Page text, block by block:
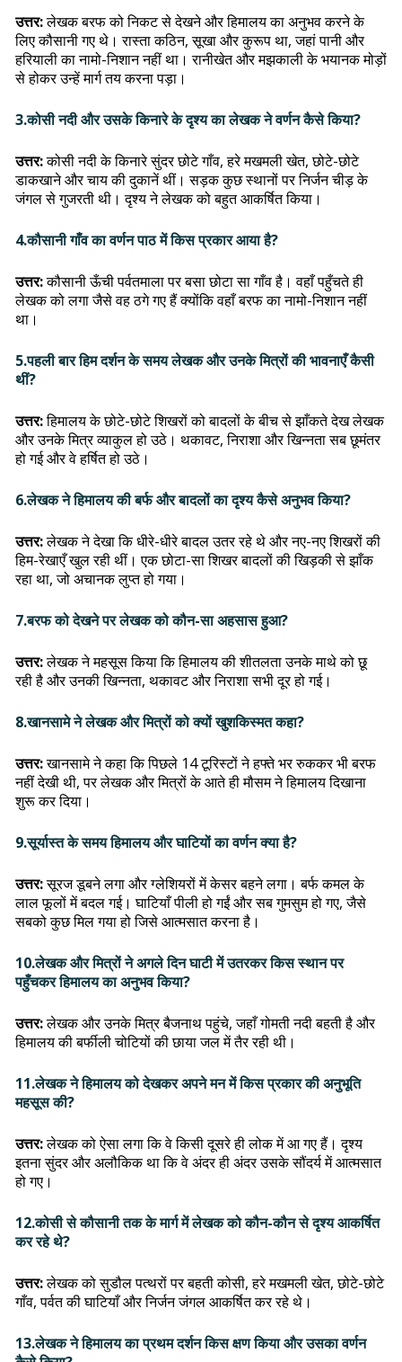
उत्तर:लेखक बरफ को निकट से देखने और हिमालय का अनुभव करने के
लिए कौसानी गए थे। रास्ता कठिन, सूखा और कुरूप था, जहां पानी और
हरियाली का नामो-निशान नहीं था। रानीखेत और मझकाली के भयानक मोड़ों
से होकर उन्हें मार्ग तय करना पड़ा।
3.कोसी नदी और उसके किनारे के दृश्य का लेखक ने वर्णन कैसे किया?
उत्तर:कोसी नदी के किनारे सुंदर छोटे गाँव, हरे मखमली खेत, छोटे-छोटे
डाकखाने और चाय की दुकानें थीं। सड़क कुछ स्थानों पर निर्जन चीड़ के
जंगल से गुजरती थी। दृश्य ने लेखक को बहुत आकर्षित किया।
4.कौसानी गाँव का वर्णन पाठ में किस प्रकार आया है?
उत्तर:कौसानी ऊँची पर्वतमाला पर बसा छोटा सा गाँव है। वहाँ पहुँचते ही
लेखक को लगा जैसे वह ठगे गए हैं क्योंकि वहाँ बरफ का नामो-निशान नहीं
था।
5.पहली बार हिम दर्शन के समय लेखक और उनके मित्रों की भावनाएँ कैसी
थीं?
उत्तर:हिमालय के छोटे-छोटे शिखरों को बादलों के बीच से झाँकते देख लेखक
और उनके मित्र व्याकुल हो उठे। थकावट, निराशा और खिन्नता सब छूमंतर
हो गई और वे हर्षित हो उठे।
6.लेखक ने हिमालय की बर्फ और बादलों का दृश्य कैसे अनुभव किया?
उत्तर:लेखक ने देखा कि धीरे-धीरे बादल उतर रहे थे और नए-नए शिखरों की
हिम-रेखाएँ खुल रही थीं। एक छोटा-सा शिखर बादलों की खिड़की से झाँक
रहा था, जो अचानक लुप्त हो गया।
7.बरफ को देखने पर लेखक को कौन-सा अहसास हुआ?
उत्तर:लेखक ने महसूस किया कि हिमालय की शीतलता उनके माथे को छू
रही है और उनकी खिन्नता, थकावट और निराशा सभी दूर हो गई।
8.खानसामे ने लेखक और मित्रों को क्यों खुशकिस्मत कहा?
उत्तर:खानसामे ने कहा कि पिछले 14 टूरिस्टों ने हफ्ते भर रुककर भी बरफ
नहीं देखी थी, पर लेखक और मित्रों के आते ही मौसम ने हिमालय दिखाना
शुरू कर दिया।
9.सूर्यास्त के समय हिमालय और घाटियों का वर्णन क्या है?
उत्तर:सूरज डूबने लगा और ग्लेशियरों में केसर बहने लगा। बर्फ कमल के
लाल फूलों में बदल गई। घाटियाँ पीली हो गईं और सब गुमसुम हो गए, जैसे
सबको कुछ मिल गया हो जिसे आत्मसात करना है।
10.लेखक और मित्रों ने अगले दिन घाटी में उतरकर किस स्थान पर
पहुँचकर हिमालय का अनुभव किया?
उत्तर:लेखक और उनके मित्र बैजनाथ पहुंचे, जहाँ गोमती नदी बहती है और
हिमालय की बर्फीली चोटियों की छाया जल में तैर रही थी।
11.लेखक ने हिमालय को देखकर अपने मन में किस प्रकार की अनुभूति
महसूस की?
उत्तर:लेखक को ऐसा लगा कि वे किसी दूसरे ही लोक में आ गए हैं। दृश्य
इतना सुंदर और अलौकिक था कि वे अंदर ही अंदर उसके सौंदर्य में आत्मसात
हो गए।
12.कोसी से कौसानी तक के मार्ग में लेखक को कौन-कौन से दृश्य आकर्षित
कर रहे थे?
उत्तर:लेखक को सुडौल पत्थरों पर बहती कोसी, हरे मखमली खेत, छोटे-छोटे
गाँव, पर्वत की घाटियाँ और निर्जन जंगल आकर्षित कर रहे थे।
13.लेखक ने हिमालय का प्रथम दर्शन किस क्षण किया और उसका वर्णन